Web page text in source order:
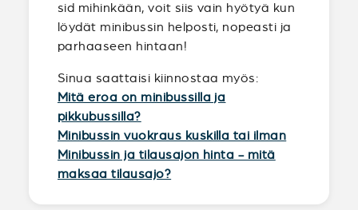
sid mihinkään, voit siis vain hyötyä kun
löydät minibussin helposti, nopeasti ja
parhaaseen hintaan!
Sinua saattaisi kiinnostaa myös:
Mitä eroa on minibussilla ja
pikkubussilla?
Minibussin vuokraus kuskilla tai ilman
Minibussin ja tilausajon hinta - mitä
maksaa tilausajo?